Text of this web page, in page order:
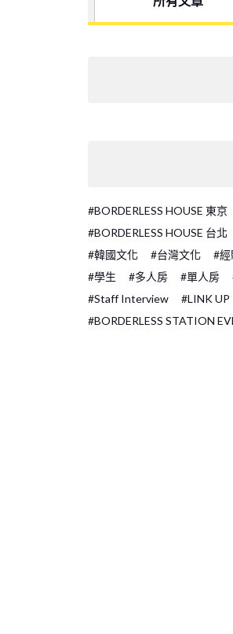
#BORDERLESS HOUSE 東京
#BORDERLESS HOUSE 台北
#韓國文化
#台灣文化 #經
#學生
#多人房 #單人房
#Staff Interview
#LINK UP
#BORDERLESS STATION